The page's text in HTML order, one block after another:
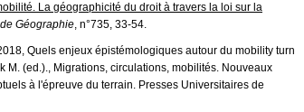
La géographicité du droit à travers la loi sur la
Géographie, n°735, 33-54.
Quels enjeux épistémologiques autour du mobility turn
M. (ed.)., Migrations, circulations, mobilités. Nouveaux
à l'épreuve du terrain. Presses Universitaires de